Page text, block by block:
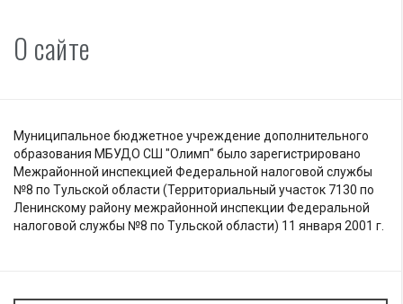
О сайте
Муниципальное бюджетное учреждение дополнительного
образования МБУДО СШ "Олимп" было зарегистрировано
Межрайонной инспекцией Федеральной налоговой службы
№8 по Тульской области (Территориальный участок 7130 по
Ленинскому району межрайонной инспекции Федеральной
налоговой службы №8 по Тульской области) 11 января 2001 г.